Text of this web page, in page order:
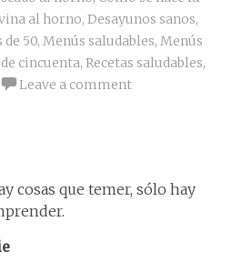
al horno, Desayunos sanos,
50, Menús saludables, Menús
cincuenta, Recetas saludables,
Leave a comment
cosas que temer, sólo hay